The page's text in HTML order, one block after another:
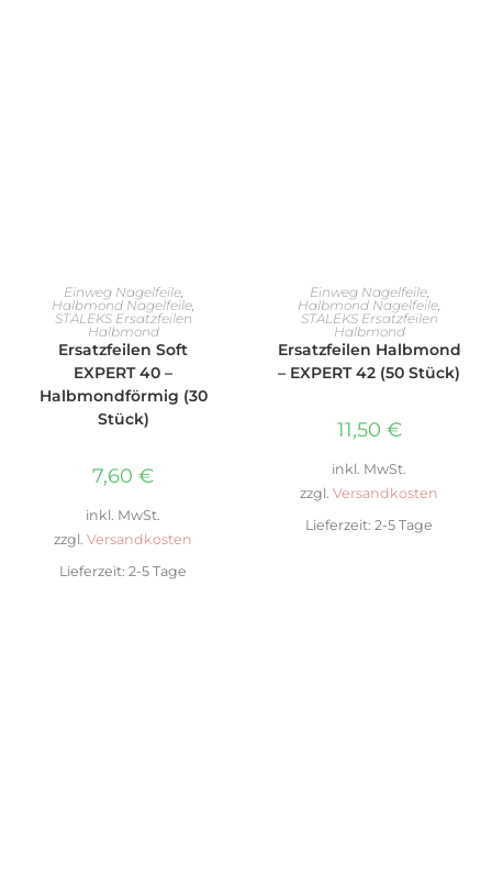
AUSFÜHRUNG WÄHLEN
Einweg Nagelfeile,
Halbmond Nagelfeile,
STALEKS Ersatzfeilen
Halbmond
Ersatzfeilen Soft
EXPERT 40 –
Halbmondförmig (30
Stück)
7,60 €
inkl. MwSt.
zzgl. Versandkosten
Lieferzeit: 2-5 Tage
AUSFÜHRUNG WÄHLEN
Einweg Nagelfeile,
Halbmond Nagelfeile,
STALEKS Ersatzfeilen
Halbmond
Ersatzfeilen Halbmond
– EXPERT 42 (50 Stück)
11,50 €
inkl. MwSt.
zzgl. Versandkosten
Lieferzeit: 2-5 Tage